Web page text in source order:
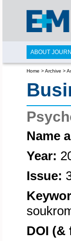
Home >Archive >
Name
Year:
Issue:
DOI (&
ABOUT